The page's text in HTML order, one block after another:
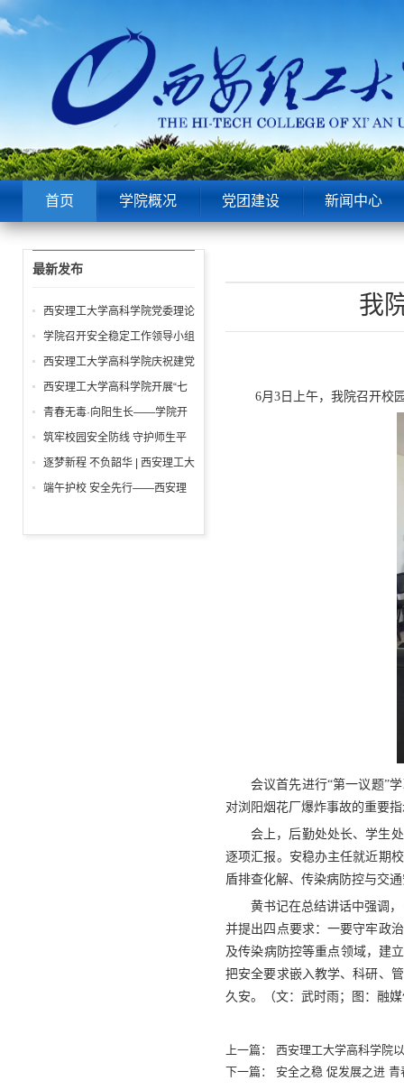
首页 学院概况 党团建设 新闻中心
我
6月3日上午，我院召开校
会议首先进行“第一议题”
对浏阳烟花厂爆炸事故的重要
会上，后勤处处长、学生
逐项汇报。安稳办主任就近期
盾排查化解、传染病防控与交
黄书记在总结讲话中强调
并提出四点要求：一要守牢政
及传染病防控等重点领域，建
把安全要求嵌入教学、科研、
久安。（文：武时雨；图：融
上一篇： 西安理工大学高科学院
下一篇： 安全之稳 促发展之进
最新发布
西安理工大学高科学院党委理论
中心组第6次学习聚焦“潜绩”与
“显绩”
学院召开安全稳定工作领导小组
会议 全面部署暑期及秋季开学
校园安全工作
西安理工大学高科学院庆祝建党
105周年暨“七一”表彰大会圆满
举行
西安理工大学高科学院开展“七
一”前夕走访慰问困难学生党员
活动
青春无毒·向阳生长——学院开
展“6・26”国际禁毒日沉浸式主
题宣教活动
筑牢校园安全防线 守护师生平
安校园 ——西安理工大学高科
学院开展消防安全专项检查
逐梦新程 不负韶华 | 西安理工大
学高科学院2026届毕业典礼暨
端午护校 安全先行——西安理
项培训